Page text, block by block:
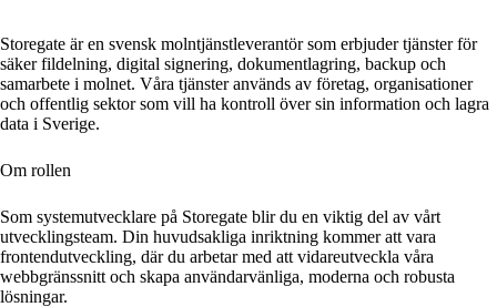
Storegate är en svensk molntjänstleverantör som erbjuder tjänster för
säker fildelning, digital signering, dokumentlagring, backup och
samarbete i molnet. Våra tjänster används av företag, organisationer
och offentlig sektor som vill ha kontroll över sin information och lagra
data i Sverige.
Om rollen
Som systemutvecklare på Storegate blir du en viktig del av vårt
utvecklingsteam. Din huvudsakliga inriktning kommer att vara
frontendutveckling, där du arbetar med att vidareutveckla våra
webbgränssnitt och skapa användarvänliga, moderna och robusta
lösningar.